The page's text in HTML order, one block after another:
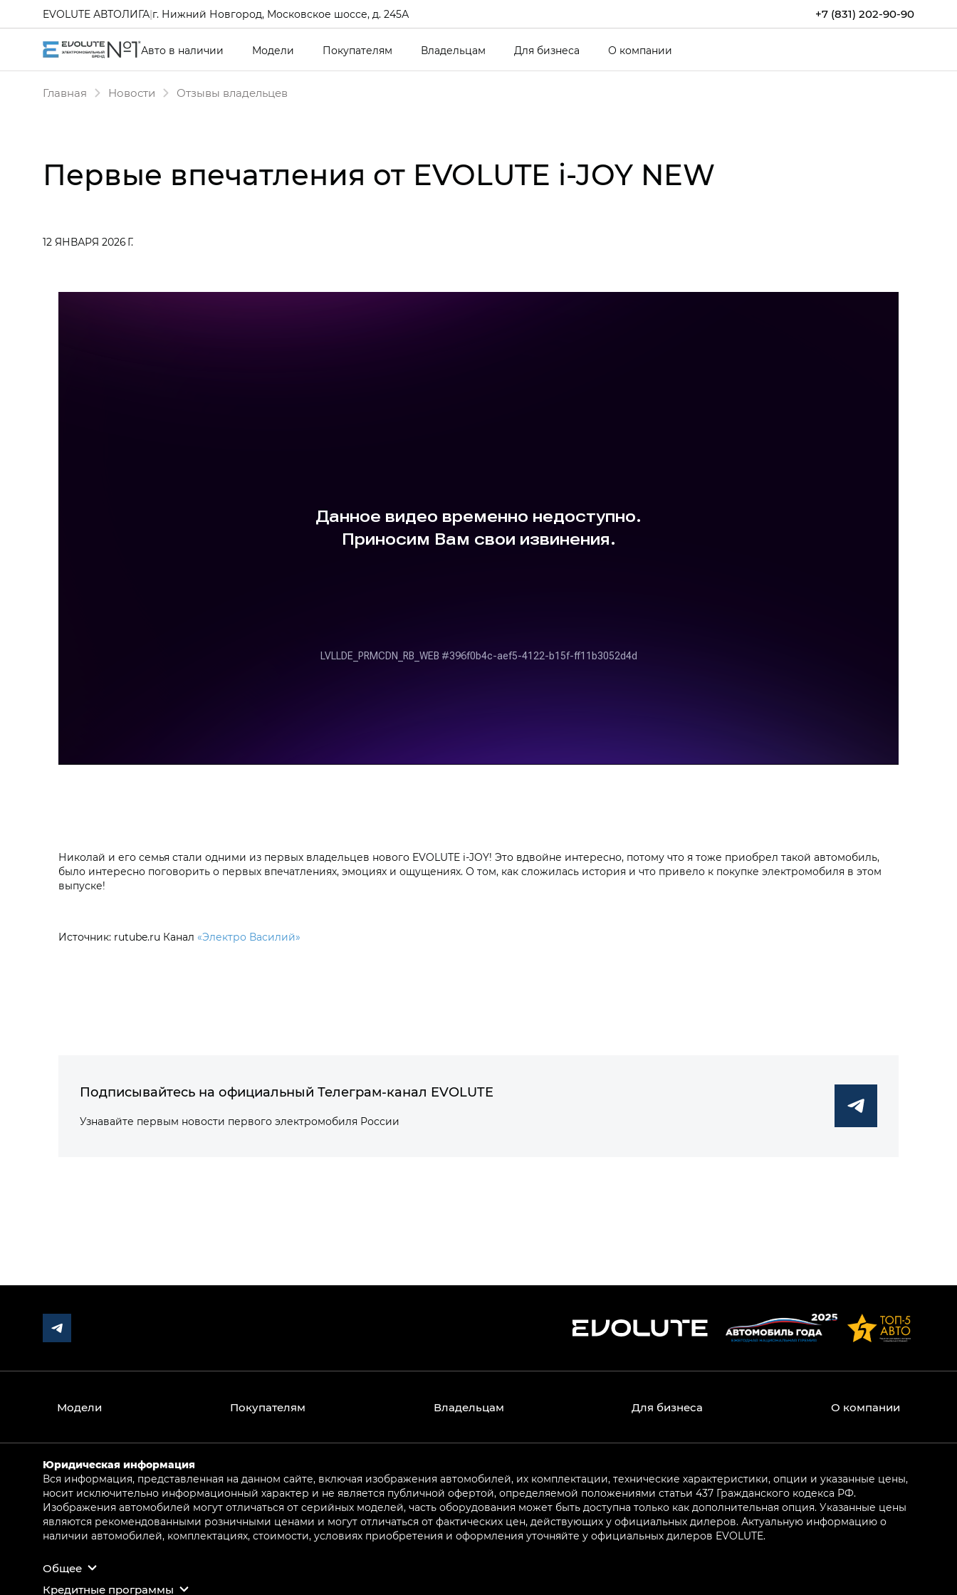
+7 (831) 202-90-90
EVOLUTE АВТОЛИГА|г. Нижний Новгород, Московское шоссе, д. 245А
Авто в наличии Модели Покупателям Владельцам Для бизнеса О компании
Главная Новости Отзывы владельцев
Первые впечатления от EVOLUTE i‑JOY NEW
12 ЯНВАРЯ 2026 Г.
Николай и его семья стали одними из первых владельцев нового EVOLUTE i‑JOY! Это вдвойне интересно, потому что я тоже приобрел такой автомобиль,
было интересно поговорить о первых впечатлениях, эмоциях и ощущениях. О том, как сложилась история и что привело к покупке электромобиля в этом
выпуске!
Источник: rutube.ru Канал «Электро Василий»
Подписывайтесь на официальный Телеграм-канал EVOLUTE
Узнавайте первым новости первого электромобиля России
Модели Покупателям Владельцам Для бизнеса О компании
Юридическая информация
Вся информация, представленная на данном сайте, включая изображения автомобилей, их комплектации, технические характеристики, опции и указанные цены,
носит исключительно информационный характер и не является публичной офертой, определяемой положениями статьи 437 Гражданского кодекса РФ.
Изображения автомобилей могут отличаться от серийных моделей, часть оборудования может быть доступна только как дополнительная опция. Указанные цены
являются рекомендованными розничными ценами и могут отличаться от фактических цен, действующих у официальных дилеров. Актуальную информацию о
наличии автомобилей, комплектациях, стоимости, условиях приобретения и оформления уточняйте у официальных дилеров EVOLUTE.
Общее
Кредитные программы